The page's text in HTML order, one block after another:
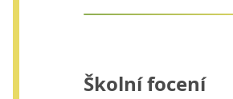
Školní focení